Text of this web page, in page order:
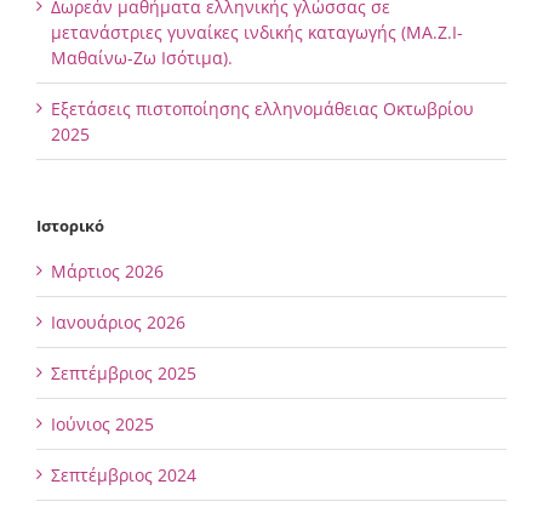
Δωρεάν μαθήματα ελληνικής γλώσσας σε
μετανάστριες γυναίκες ινδικής καταγωγής (ΜΑ.Ζ.Ι-
Μαθαίνω-Ζω Ισότιμα).
Εξετάσεις πιστοποίησης ελληνομάθειας Οκτωβρίου
2025
Ιστορικό
Μάρτιος 2026
Ιανουάριος 2026
Σεπτέμβριος 2025
Ιούνιος 2025
Σεπτέμβριος 2024